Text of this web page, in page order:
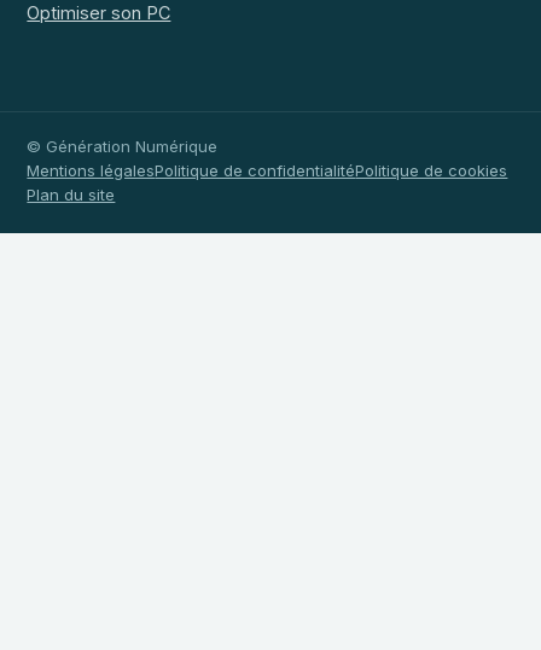
Optimiser son PC
© Génération Numérique
Mentions légalesPolitique de confidentialitéPolitique de cookies
Plan du site